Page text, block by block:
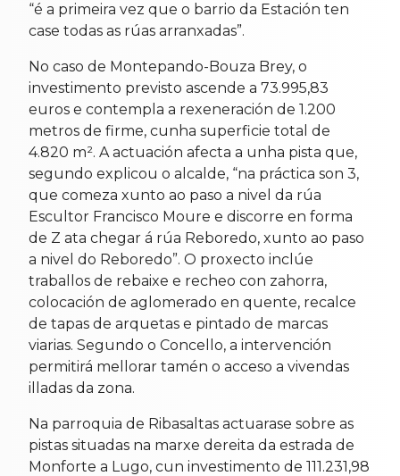
“é a primeira vez que o barrio da Estación ten
case todas as rúas arranxadas”.
No caso de Montepando-Bouza Brey, o
investimento previsto ascende a 73.995,83
euros e contempla a rexeneración de 1.200
metros de firme, cunha superficie total de
4.820 m². A actuación afecta a unha pista que,
segundo explicou o alcalde, “na práctica son 3,
que comeza xunto ao paso a nivel da rúa
Escultor Francisco Moure e discorre en forma
de Z ata chegar á rúa Reboredo, xunto ao paso
a nivel do Reboredo”. O proxecto inclúe
traballos de rebaixe e recheo con zahorra,
colocación de aglomerado en quente, recalce
de tapas de arquetas e pintado de marcas
viarias. Segundo o Concello, a intervención
permitirá mellorar tamén o acceso a vivendas
illadas da zona.
Na parroquia de Ribasaltas actuarase sobre as
pistas situadas na marxe dereita da estrada de
Monforte a Lugo, cun investimento de 111.231,98